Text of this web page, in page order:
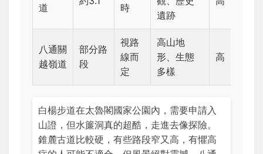
道
時
遺跡
八通關
越嶺道
部分路
段
視路
線而
定
高山地
形、生態
多樣
高
白楊步道在太魯閣國家公園內，需要申請入
山證，但水簾洞真的超酷，走進去像探險。
錐麓古道比較硬，有些路段窄又高，有懼高